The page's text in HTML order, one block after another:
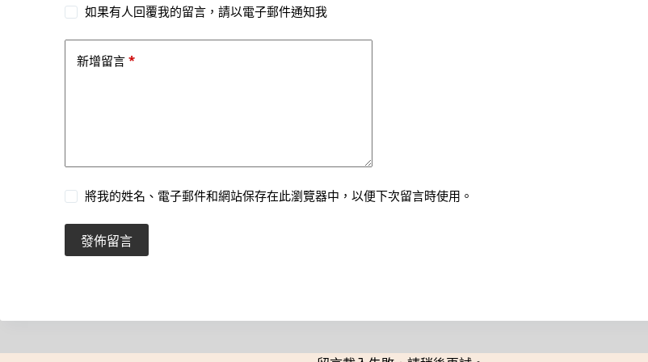
如果有人回覆我的留言，請以電子郵件通知我
新增留言 *
將我的姓名、電子郵件和網站保存在此瀏覽器中，以便下次留言時使用。
發佈留言